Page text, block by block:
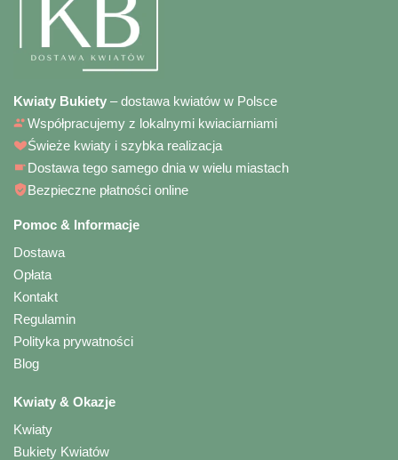
Kwiaty Bukiety – dostawa kwiatów w Polsce
Współpracujemy z lokalnymi kwiaciarniami
Świeże kwiaty i szybka realizacja
Dostawa tego samego dnia w wielu miastach
Bezpieczne płatności online
Pomoc & Informacje
Dostawa
Opłata
Kontakt
Regulamin
Polityka prywatności
Blog
Kwiaty & Okazje
Kwiaty
Bukiety Kwiatów